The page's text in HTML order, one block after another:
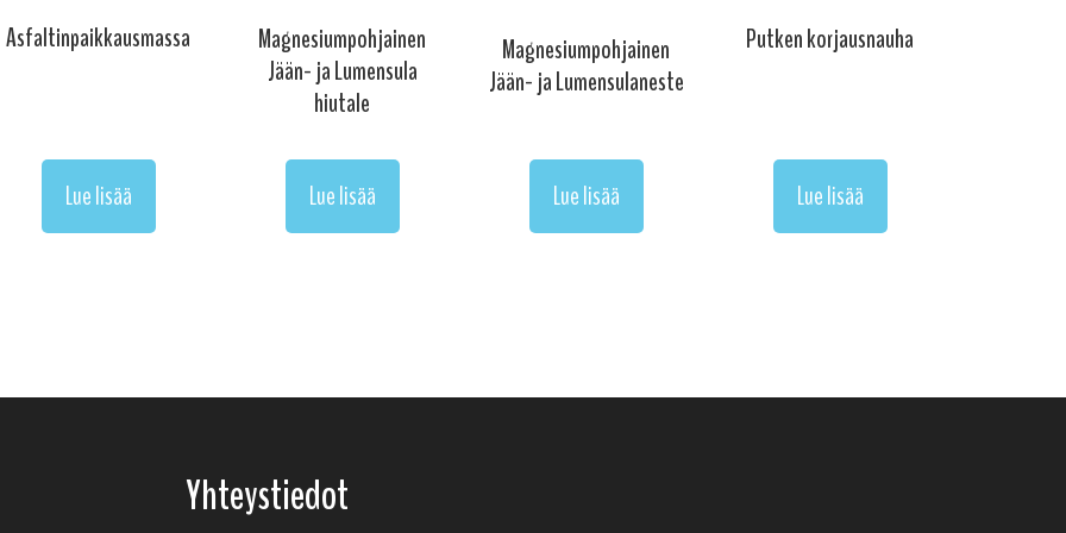
Asfaltinpaikkausmassa
Lue lisää
Magnesiumpohjainen
Jään- ja Lumensula
hiutale
Lue lisää
Magnesiumpohjainen
Jään- ja Lumensulaneste
Lue lisää
Putken korjausnauha
Lue lisää
Yhteystiedot